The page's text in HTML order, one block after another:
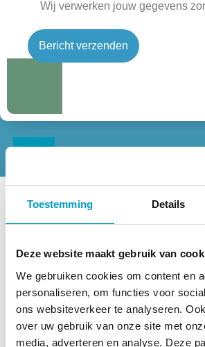
Toestemming Details
Deze website maakt gebruik van
We gebruiken cookies om content en
personaliseren, om functies voor
ons websiteverkeer te analyseren.
over uw gebruik van onze site met
media, adverteren en analyse. Deze
Wij verwerken jouw gegevens
– Julie Nguyen